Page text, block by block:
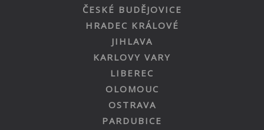
ČESKÉ BUDĚJOVICE
HRADEC KRÁLOVÉ
JIHLAVA
KARLOVY VARY
LIBEREC
OLOMOUC
OSTRAVA
PARDUBICE